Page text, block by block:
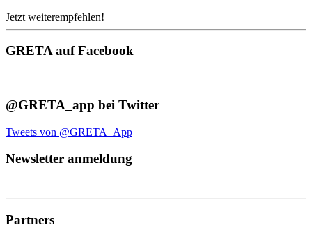
Jetzt weiterempfehlen!
GRETA auf Facebook
@GRETA_app bei Twitter
Tweets von @GRETA_App
Newsletter anmeldung
Partners